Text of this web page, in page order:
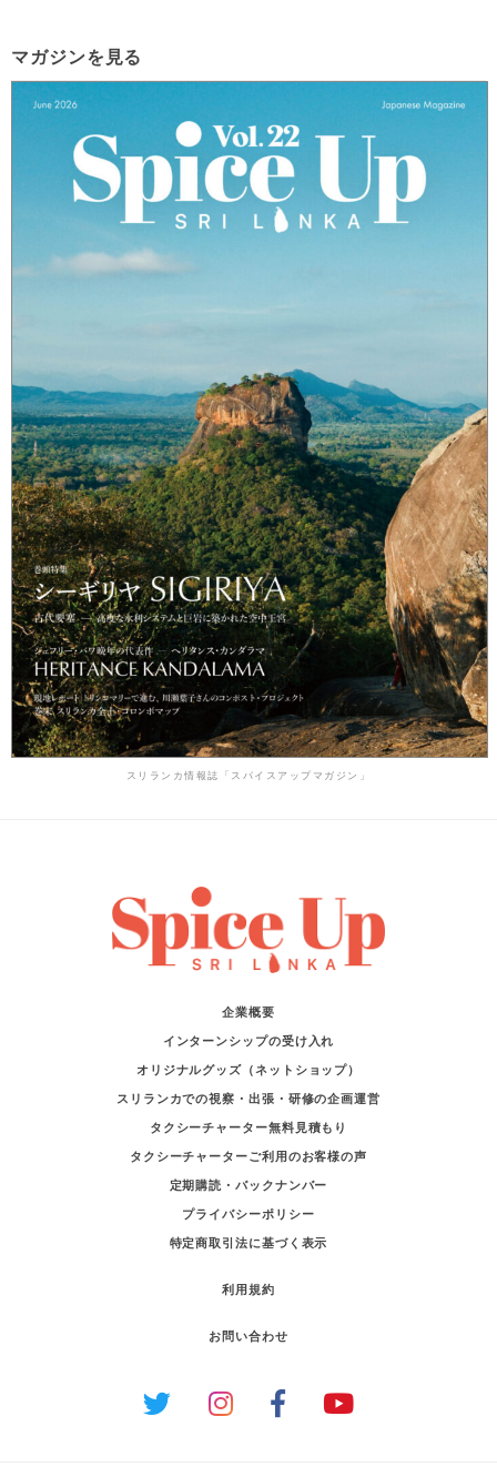
マガジンを見る
スリランカ情報誌「スパイスアップマガジン」
企業概要
インターンシップの受け入れ
オリジナルグッズ（ネットショップ）
スリランカでの視察・出張・研修の企画運営
タクシーチャーター無料見積もり
タクシーチャーターご利用のお客様の声
定期購読・バックナンバー
プライバシーポリシー
特定商取引法に基づく表示
利用規約
お問い合わせ